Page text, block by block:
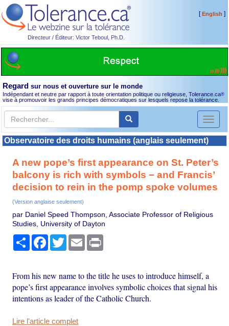
Directeur / Éditeur: Victor Teboul, Ph.D.
[English ]
Regard sur nous et ouverture sur le monde
Indépendant et neutre par rapport à toute orientation politique ou religieuse, Tolerance.ca®
vise à promouvoir les grands principes démocratiques sur lesquels repose la tolérance.
Toggle
Observatoire des droits humains (anglais seulement)
A new pope’s first appearance on St. Peter’s
balcony is rich with symbols − and Francis’
decision to rein in the pomp spoke volumes
(Version anglaise seulement)
par Daniel Speed Thompson, Associate Professor of Religious
Studies, University of Dayton
PartagerFacebook
TwitterEmail
From his new name to the title he uses to introduce himself, a
pope’s first appearance involves symbolic choices that signal his
intentions as leader of the Catholic Church.
Lire l'article complet